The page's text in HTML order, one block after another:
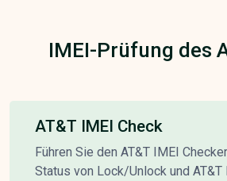
IMEI-Prüfung des
AT&T IMEI Check
Führen Sie den AT&T IMEI
Status von Lock/Unlock und